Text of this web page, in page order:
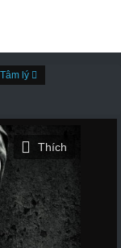
Tâm lý